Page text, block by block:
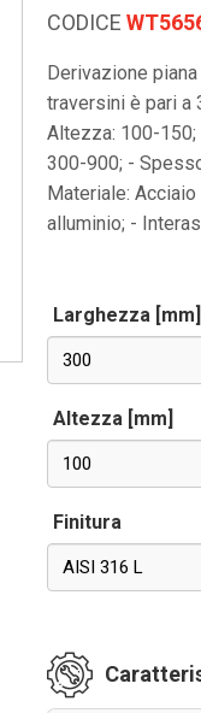
CODICE
Derivazione
traversini è pari a
Altezza: 100-
300-900; -
Materiale:
alluminio; -
Larghezza [mm]
300
Altezza [mm]
100
Finitura
AISI 316 L